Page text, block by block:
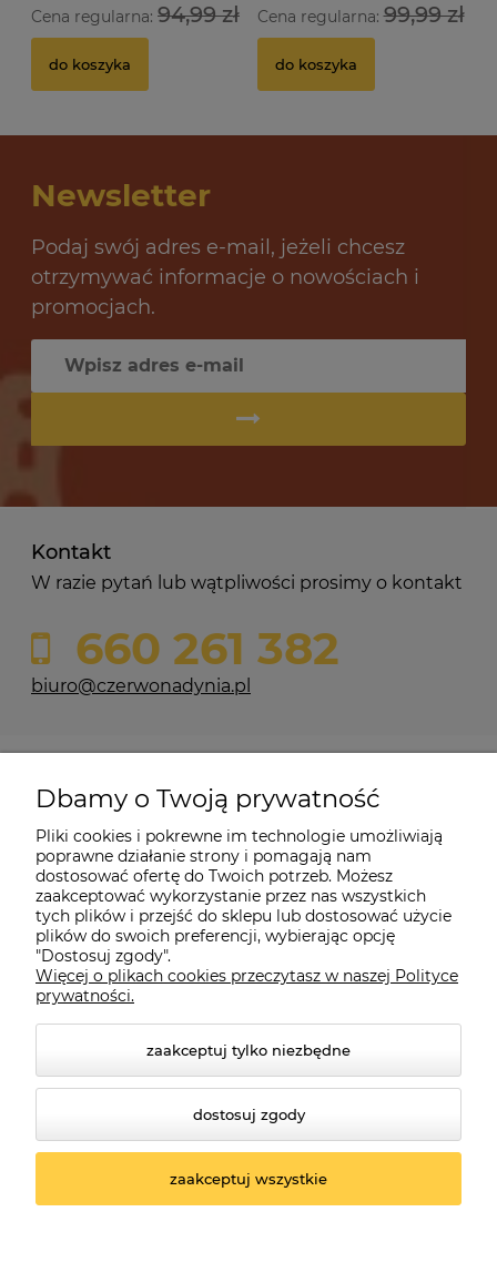
Cena regularna: 94,99 zł
do koszyka
Cena regularna:99,99 zł
do koszyka
Newsletter
Podaj swój adres e-mail, jeżeli chcesz
otrzymywać informacje o nowościach i
promocjach.
Kontakt
W razie pytań lub wątpliwości prosimy o kontakt
660 261 382
biuro@czerwonadynia.pl
Moje konto
O firmie
Czerwona Dynia|ul. Konarskiego 9a| 66-200 Świebodzin |
Dbamy o Twoją prywatność
Pliki cookies i pokrewne im technologie umożliwiają
poprawne działanie strony i pomagają nam
dostosować ofertę do Twoich potrzeb. Możesz
zaakceptować wykorzystanie przez nas wszystkich
tych plików i przejść do sklepu lub dostosować użycie
plików do swoich preferencji, wybierając opcję
"Dostosuj zgody".
Więcej o plikach cookies przeczytasz w naszej Polityce
prywatności.
zaakceptuj tylko niezbędne
dostosuj zgody
zaakceptuj wszystkie